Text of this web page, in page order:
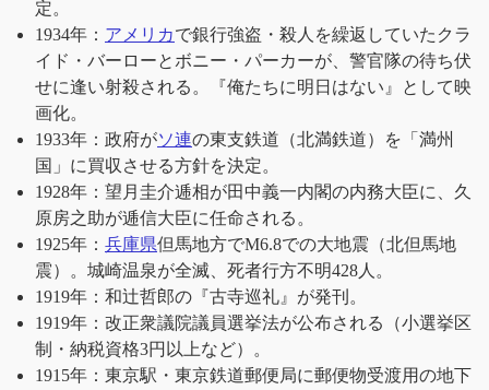
定。
1934年： アメリカで銀行強盗・殺人を繰返していたクラ
イド・バーローとボニー・パーカーが、警官隊の待ち伏
せに逢い射殺される。『俺たちに明日はない』として映
画化。
1933年：政府がソ連の東支鉄道（北満鉄道）を「満州
国」に買収させる方針を決定。
1928年：望月圭介逓相が田中義一内閣の内務大臣に、久
原房之助が逓信大臣に任命される。
1925年： 兵庫県但馬地方でM6.8での大地震（北但馬地
震）。城崎温泉が全滅、死者行方不明428人。
1919年：和辻哲郎の『古寺巡礼』が発刊。
1919年：改正衆議院議員選挙法が公布される（小選挙区
制・納税資格3円以上など）。
1915年：東京駅・東京鉄道郵便局に郵便物受渡用の地下